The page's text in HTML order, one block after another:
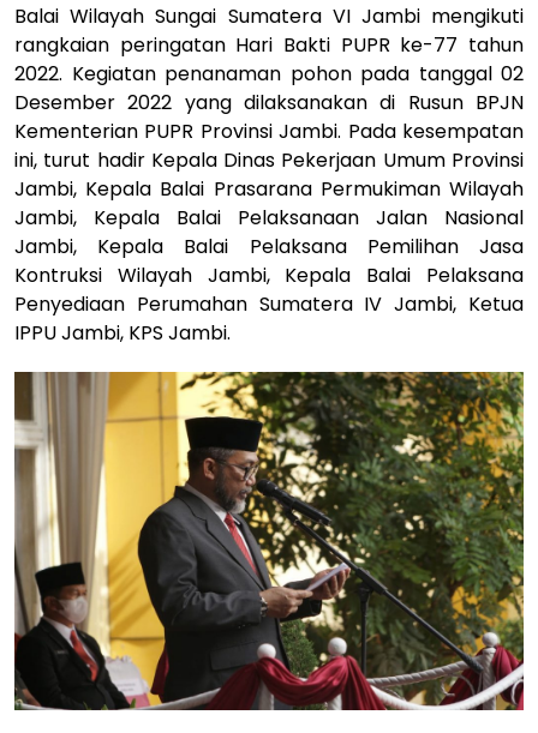
Balai Wilayah Sungai Sumatera VI Jambi mengikuti
rangkaian peringatan Hari Bakti PUPR ke-77 tahun
2022. Kegiatan penanaman pohon pada tanggal 02
Desember 2022 yang dilaksanakan di Rusun BPJN
Kementerian PUPR Provinsi Jambi. Pada kesempatan
ini, turut hadir Kepala Dinas Pekerjaan Umum Provinsi
Jambi, Kepala Balai Prasarana Permukiman Wilayah
Jambi, Kepala Balai Pelaksanaan Jalan Nasional
Jambi, Kepala Balai Pelaksana Pemilihan Jasa
Kontruksi Wilayah Jambi, Kepala Balai Pelaksana
Penyediaan Perumahan Sumatera IV Jambi, Ketua
IPPU Jambi, KPS Jambi.